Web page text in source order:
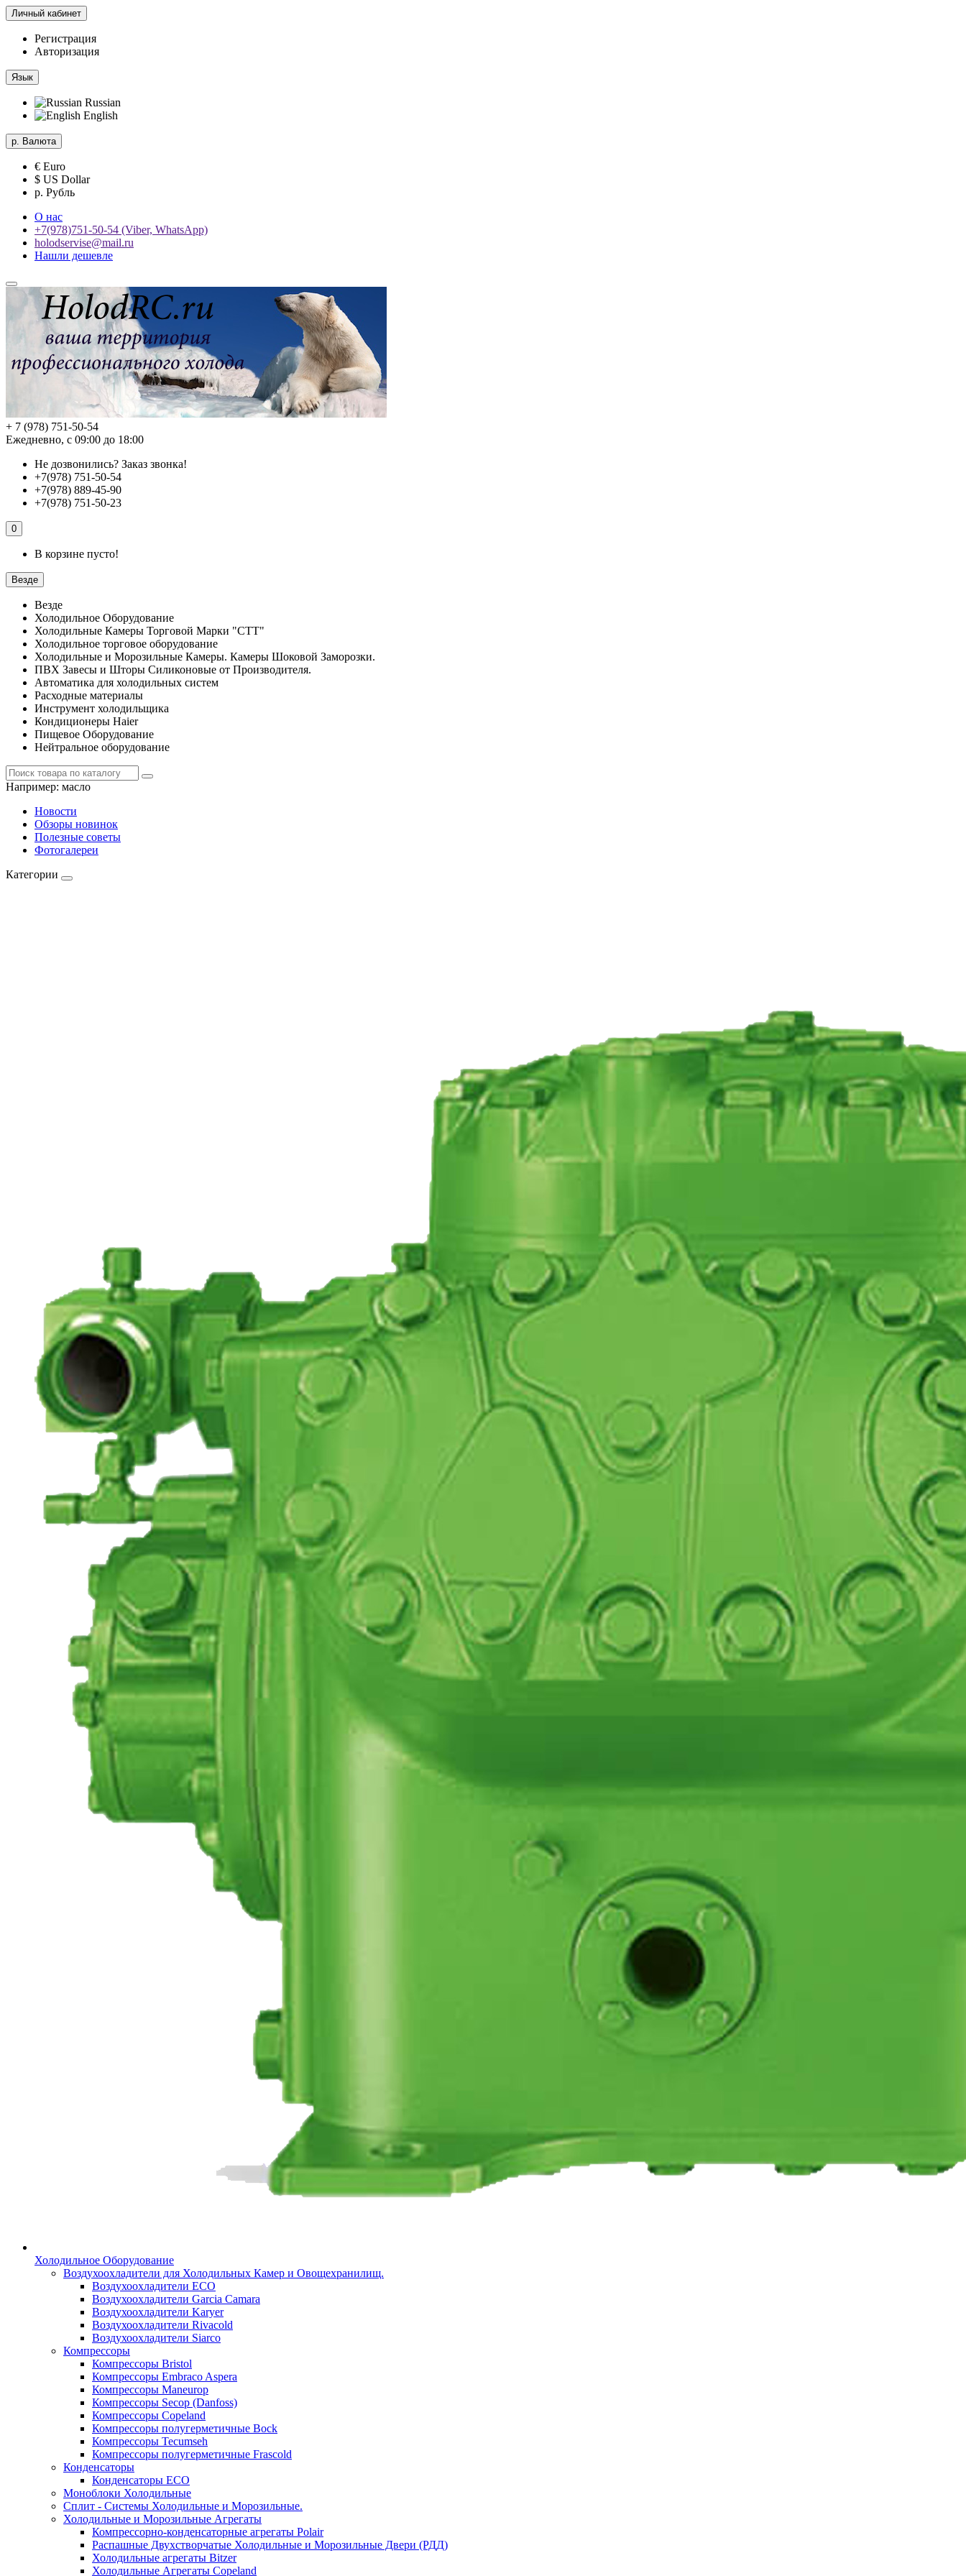
Личный кабинет
Регистрация
Авторизация
Язык
Russian
English
р. Валюта
€ Euro
$ US Dollar
р. Рубль
О нас
+7(978)751-50-54 (Viber, WhatsApp)
holodservise@mail.ru
Нашли дешевле
+ 7 (978) 751-50-54
Ежедневно, с 09:00 до 18:00
Не дозвонились? Заказ звонка!
+7(978) 751-50-54
+7(978) 889-45-90
+7(978) 751-50-23
0
В корзине пусто!
Везде
Везде
Холодильное Оборудование
Холодильные Камеры Торговой Марки "СТТ"
Холодильное торговое оборудование
Холодильные и Морозильные Камеры. Камеры Шоковой Заморозки.
ПВХ Завесы и Шторы Силиконовые от Производителя.
Автоматика для холодильных систем
Расходные материалы
Инструмент холодильщика
Кондиционеры Haier
Пищевое Оборудование
Нейтральное оборудование
Например: масло
Новости
Обзоры новинок
Полезные советы
Фотогалереи
Категории
Холодильное Оборудование
Воздухоохладители для Холодильных Камер и Овощехранилищ.
Воздухоохладители ECO
Воздухоохладители Garcia Camara
Воздухоохладители Karyer
Воздухоохладители Rivacold
Воздухоохладители Siarco
Компрессоры
Компрессоры Bristol
Компрессоры Embraco Aspera
Компрессоры Maneurop
Компрессоры Secop (Danfoss)
Компрессоры Copeland
Компрессоры полугерметичные Bock
Компрессоры Tecumseh
Компрессоры полугерметичные Frascold
Конденсаторы
Конденсаторы ECO
Моноблоки Холодильные
Сплит - Системы Холодильные и Морозильные.
Холодильные и Морозильные Агрегаты
Компрессорно-конденсаторные агрегаты Polair
Распашные Двухстворчатые Холодильные и Морозильные Двери (РДД)
Холодильные агрегаты Bitzer
Холодильные Агрегаты Copeland